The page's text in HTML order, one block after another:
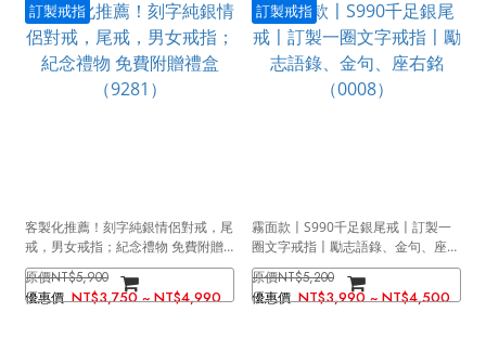
訂製戒指
客製化推薦！刻字純銀情侶對戒，尾
戒，男女戒指；紀念禮物 免費附贈
禮盒（9281）
NT$5,900
NT$3,750 ~ NT$4,990
訂製戒指
霧面款〡S990千足銀尾戒〡訂製一
圈文字戒指〡勵志語錄、金句、座右
銘（0008）
NT$5,200
NT$3,990 ~ NT$4,500